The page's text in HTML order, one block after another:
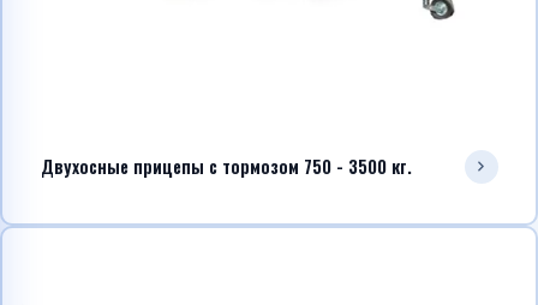
Двухосные прицепы с тормозом 750 - 3500 кг.